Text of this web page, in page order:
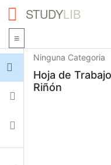
STUDYLIB
Ninguna Categoria
Hoja de
Riñón